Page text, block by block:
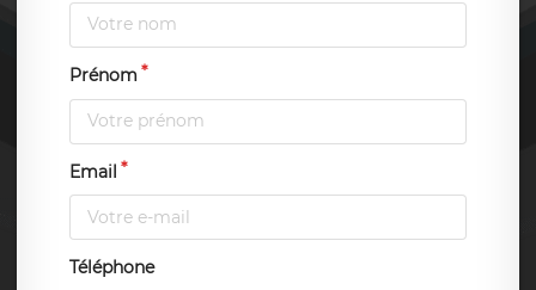
Prénom
Email
Téléphone